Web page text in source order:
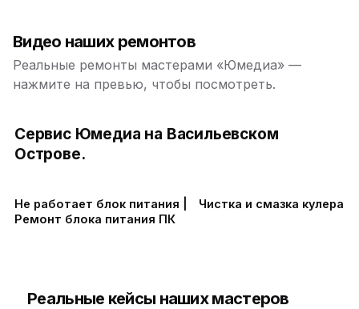
Видео наших ремонтов
Реальные ремонты мастерами «Юмедиа» —
нажмите на превью, чтобы посмотреть.
Сервис Юмедиа на Васильевском
Острове.
Не работает блок питания |
Ремонт блока питания ПК
Чистка и смазка кулера
Реальные кейсы наших мастеров